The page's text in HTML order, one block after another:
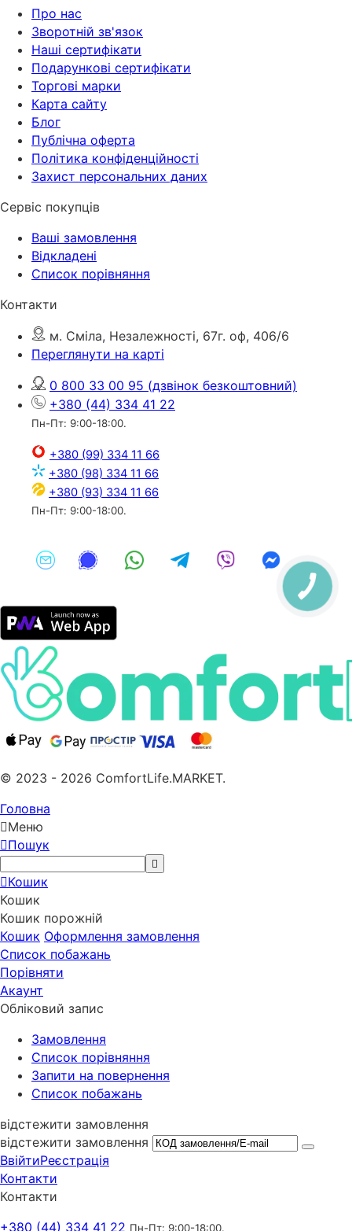
Про нас
Зворотній зв'язок
Наші сертифікати
Подарункові сертифікати
Торгові марки
Карта сайту
Блог
Публічна оферта
Політика конфіденційності
Захист персональних даних
Сервіс покупців
Ваші замовлення
Відкладені
Список порівняння
Контакти
м. Сміла, Незалежності, 67г. оф, 406/6
Переглянути на карті
0 800 33 00 95 (дзвінок безкоштовний)
+380 (44) 334 41 22
Пн-Пт: 9:00-18:00.
+380 (99) 334 11 66
+380 (98) 334 11 66
+380 (93) 334 11 66
Пн-Пт: 9:00-18:00.
© 2023 - 2026 ComfortLife.MARKET.
Головна
Меню
Пошук
Кошик
Кошик
Кошик порожній
Кошик Оформлення замовлення
Список побажань
Порівняти
Акаунт
Обліковий запис
Замовлення
Cписок порівняння
Запити на повернення
Список побажань
відстежити замовлення
відстежити замовлення
ВвійтиРеєстрація
Контакти
Контакти
+380 (44) 334 41 22 Пн-Пт: 9:00-18:00.